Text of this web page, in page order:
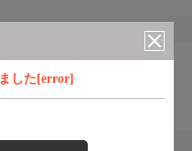
した[error]